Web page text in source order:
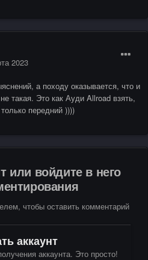
2023
а походу оказывается, что и
такая. Это как Ауди Allroad взять,
передний ))))
или войдите в него
чтобы оставить комментарий
аккаунт
аккаунта. Это просто!